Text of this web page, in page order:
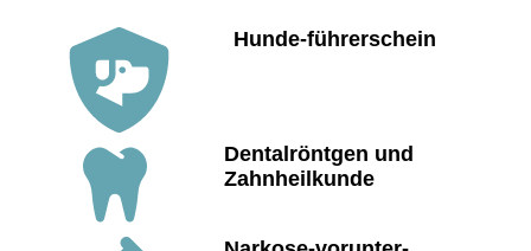
Hunde-führerschein
Dentalröntgen und
Zahnheilkunde